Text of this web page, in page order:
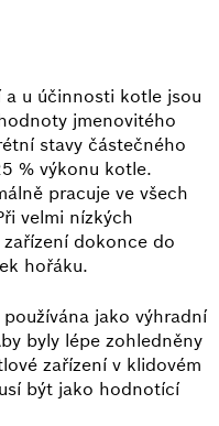
a u účinnosti kotle jsou
jmenovitého
stavy částečného
% výkonu kotle.
pracuje ve všech
velmi nízkých
dokonce do
hořáku.
jako výhradní
byly lépe zohledněny
zařízení v klidovém
být jako hodnotící